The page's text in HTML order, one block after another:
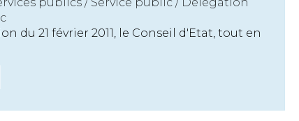
du 21 février 2011, le Conseil d'Etat, tout en